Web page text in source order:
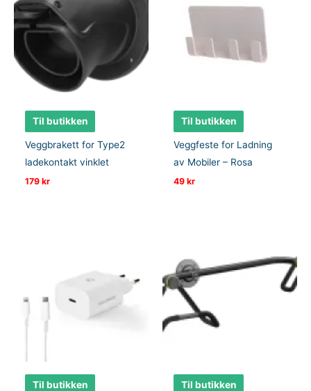
Til butikken
Veggbrakett for Type2
ladekontakt vinklet
179kr
Til butikken
Veggfeste for Ladning
av Mobiler – Rosa
49kr
Til butikken Til butikken